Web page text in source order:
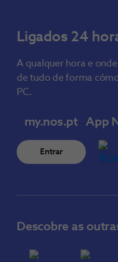
Ligados 24
A qualquer hora e
de tudo de forma
PC.
my.nos.pt
Entrar
App
Descobre as